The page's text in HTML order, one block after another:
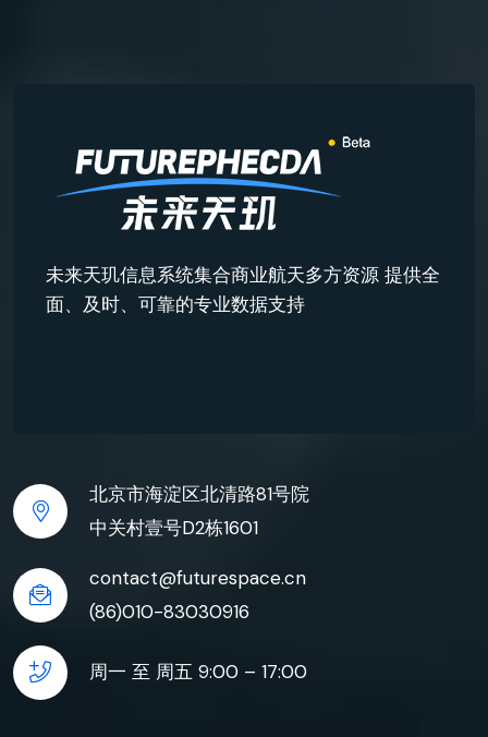
未来天玑信息系统集合商业航天多方资源 提供全
面、及时、可靠的专业数据支持
北京市海淀区北清路81号院
中关村壹号D2栋1601
contact@futurespace.cn
(86)010-83030916
周一 至 周五 9:00 – 17:00